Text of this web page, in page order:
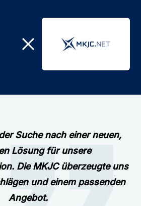
Suche nach einer neuen,
Lösung für unsere
Die MKJC überzeugte uns
und einem passenden
Angebot.